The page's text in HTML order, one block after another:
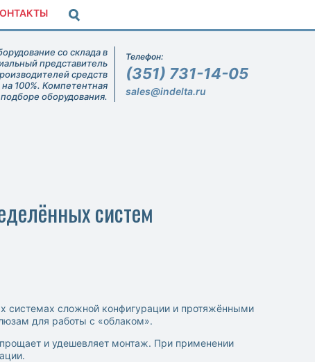
со склада в
представитель
средств
100%. Компетентная
оборудования.
Телефон:
(351) 731-14-05
sales@indelta.ru
систем
системах сложной конфигурации и протяжёнными
для работы с «облаком».
и удешевляет монтаж. При применении